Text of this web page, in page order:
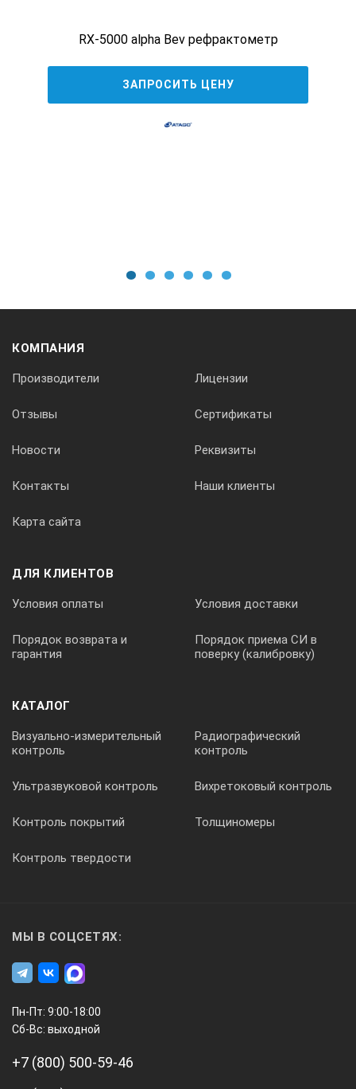
RX-5000 alpha Bev рефрактометр
ЗАПРОСИТЬ ЦЕНУ
КОМПАНИЯ
Производители Лицензии
Отзывы Сертификаты
Новости Реквизиты
Контакты Наши клиенты
Карта сайта
ДЛЯ КЛИЕНТОВ
Условия оплаты Условия доставки
Порядок возврата и
гарантия
Порядок приема СИ в
поверку (калибровку)
КАТАЛОГ
Визуально-измерительный
контроль
Радиографический
контроль
Ультразвуковой контроль Вихретоковый контроль
Контроль покрытий Толщиномеры
Контроль твердости
МЫ В СОЦСЕТЯХ:
Пн-Пт: 9:00-18:00
Сб-Вс: выходной
+7 (800) 500-59-46